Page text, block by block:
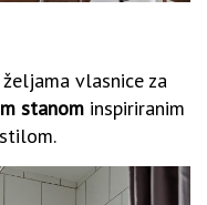
vlasnice za
stanom inspiriranim